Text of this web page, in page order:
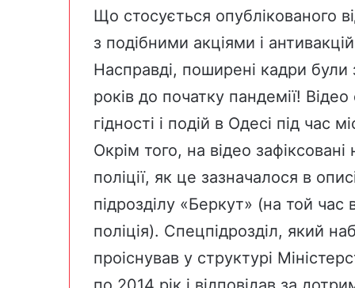
Що стосується опублікованого
з подібними акціями і
Насправді, поширені кадри були
років до початку пандемії!
гідності і подій в Одесі під час
Окрім того, на відео
поліції, як це зазначалося в
підрозділу «Беркут» (на той час
поліція). Спецпідрозділ, який
проіснував у структурі